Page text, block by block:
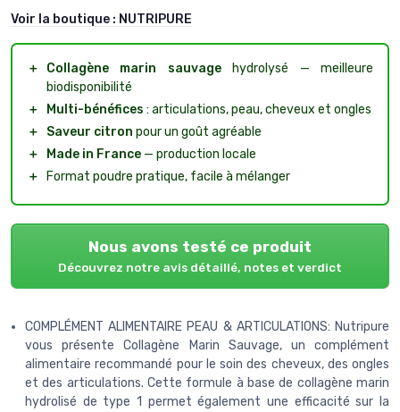
Voir la boutique : NUTRIPURE
＋ Collagène marin sauvagehydrolysé — meilleure
biodisponibilité
＋
Multi-bénéfices : articulations, peau, cheveux et ongles
＋
Saveur citron pour un goût agréable
＋
Made in France — production locale
＋
Format poudre pratique, facile à mélanger
Nous avons testé ce produit
Découvrez notre avis détaillé, notes et verdict
COMPLÉMENT ALIMENTAIRE PEAU & ARTICULATIONS: Nutripure
vous présente Collagène Marin Sauvage, un complément
alimentaire recommandé pour le soin des cheveux, des ongles
et des articulations. Cette formule à base de collagène marin
hydrolisé de type 1 permet également une efficacité sur la